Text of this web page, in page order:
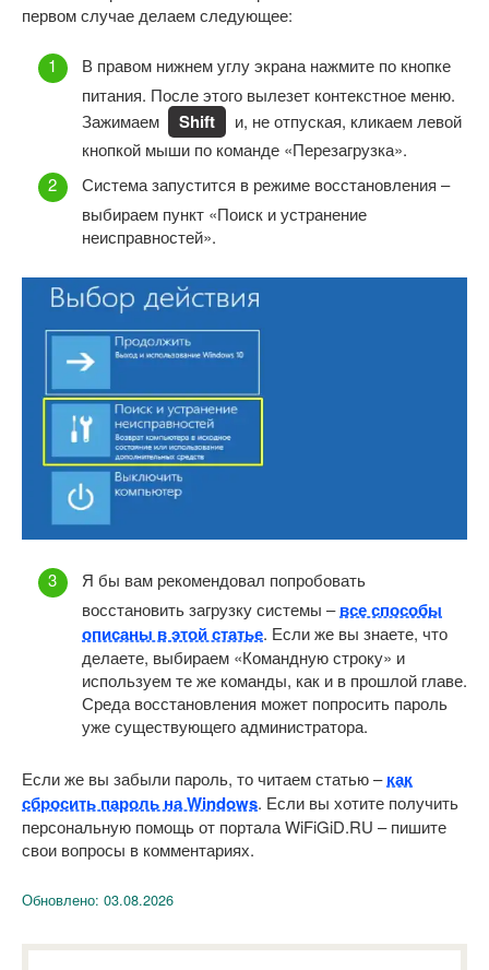
первом случае делаем следующее:
В правом нижнем углу экрана нажмите по кнопке
питания. После этого вылезет контекстное меню.
Зажимаем
Shift
и, не отпуская, кликаем левой
кнопкой мыши по команде «Перезагрузка».
Система запустится в режиме восстановления –
выбираем пункт «Поиск и устранение
неисправностей».
Я бы вам рекомендовал попробовать
восстановить загрузку системы –все способы
описаны в этой статье. Если же вы знаете, что
делаете, выбираем «Командную строку» и
используем те же команды, как и в прошлой главе.
Среда восстановления может попросить пароль
уже существующего администратора.
Если же вы забыли пароль, то читаем статью –как
сбросить пароль на Windows. Если вы хотите получить
персональную помощь от портала WiFiGiD.RU – пишите
свои вопросы в комментариях.
Обновлено: 03.08.2026